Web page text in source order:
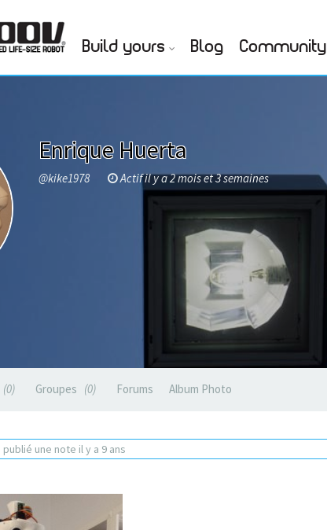
Build yours Blog Community
Enrique Huerta
@kike1978 Actif il y a 2 mois et 3 semaines
0 Groupes 0 Forums Album Photo
publié une note il y a 9 ans